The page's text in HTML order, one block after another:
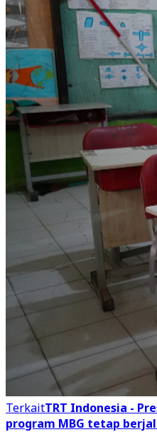
TerkaitTRT Indonesia -
program MBG tetap